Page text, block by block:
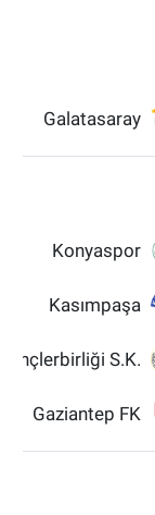
Galatasaray
Konyaspor
Kasımpaşa
S.K.
Gaziantep FK